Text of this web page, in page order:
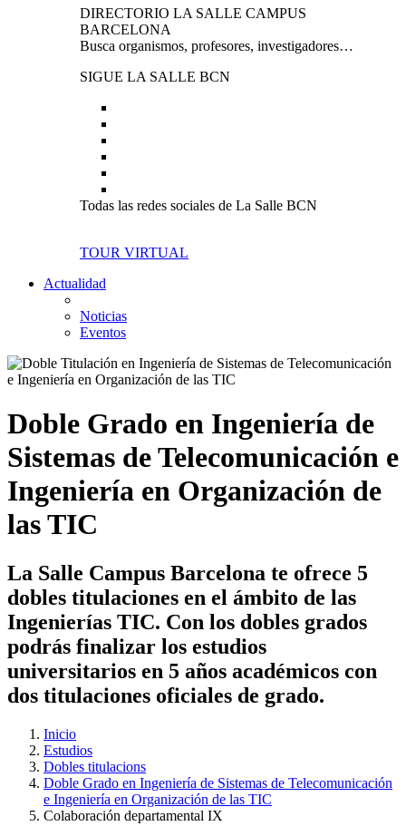
DIRECTORIO LA SALLE CAMPUS
BARCELONA
Busca organismos, profesores, investigadores…
SIGUE LA SALLE BCN
Todas las redes sociales de La Salle BCN
TOUR VIRTUAL
Actualidad
Noticias
Eventos
Doble Grado en Ingeniería de
Sistemas de Telecomunicación e
Ingeniería en Organización de
las TIC
La Salle Campus Barcelona te ofrece 5
dobles titulaciones en el ámbito de las
Ingenierías TIC. Con los dobles grados
podrás finalizar los estudios
universitarios en 5 años académicos con
dos titulaciones oficiales de grado.
Inicio
Estudios
Dobles titulacions
Doble Grado en Ingeniería de Sistemas de Telecomunicación
e Ingeniería en Organización de las TIC
Colaboración departamental IX